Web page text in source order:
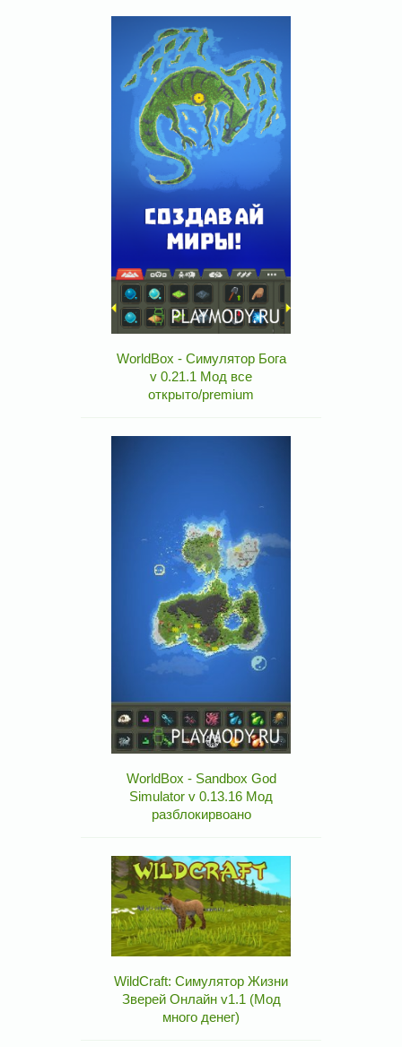
WorldBox - Симулятор Бога
v 0.21.1 Мод все
открыто/premium
WorldBox - Sandbox God
Simulator v 0.13.16 Мод
разблокирвоано
WildCraft: Симулятор Жизни
Зверей Онлайн v1.1 (Мод
много денег)